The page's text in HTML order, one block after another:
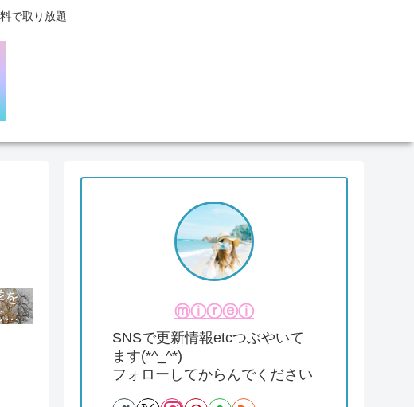
で取り放題
を
る
ⓜⓘⓡⓔⓘ
SNSで更新情報etcつぶやいて
ます(*^_^*)
フォローしてからんでください